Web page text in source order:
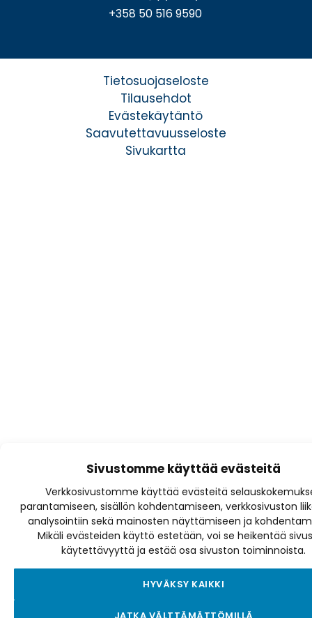
Sivustomme käyttää evästeitä
Verkkosivustomme käyttää evästeitä
parantamiseen, sisällön kohdentamiseen, verkkosivuston
analysointiin sekä mainosten näyttämiseen ja
Mikäli evästeiden käyttö estetään, voi se heikentää
käytettävyyttä ja estää osa sivuston toiminnoista.
HYVÄKSY KAIKKI
+358 50 516 9590
Tietosuojaseloste
Tilausehdot
Evästekäytäntö
Saavutettavuusseloste
Sivukartta